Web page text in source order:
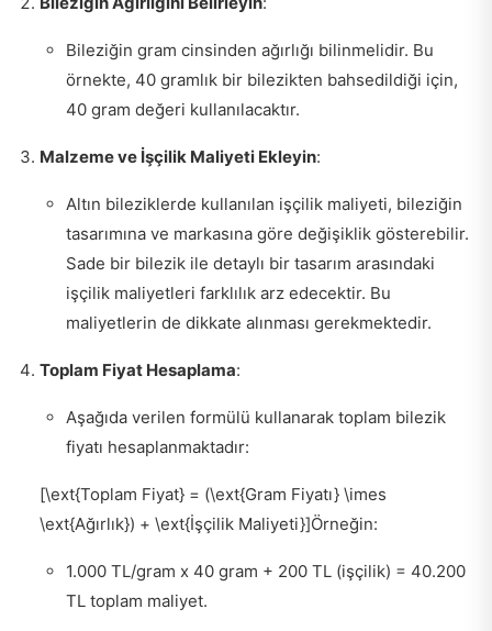
Bileziğin gram cinsinden ağırlığı bilinmelidir. Bu
örnekte, 40 gramlık bir bilezikten bahsedildiği için,
40 gram değeri kullanılacaktır.
Malzeme ve İşçilik Maliyeti Ekleyin:
Altın bileziklerde kullanılan işçilik maliyeti, bileziğin
tasarımına ve markasına göre değişiklik gösterebilir.
Sade bir bilezik ile detaylı bir tasarım arasındaki
işçilik maliyetleri farklılık arz edecektir. Bu
maliyetlerin de dikkate alınması gerekmektedir.
Toplam Fiyat Hesaplama:
Aşağıda verilen formülü kullanarak toplam bilezik
fiyatı hesaplanmaktadır:
[\ext{Toplam Fiyat} = (\ext{Gram Fiyatı} \imes
\ext{Ağırlık}) + \ext{İşçilik Maliyeti}]Örneğin:
1.000 TL/gram x 40 gram + 200 TL (işçilik) = 40.200
TL toplam maliyet.